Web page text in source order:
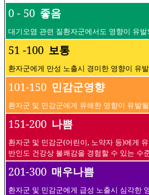
0 - 50 좋음
대기오염 관련 질환자군에서도 영향이 유
51 -100 보통
환자군에게 만성 노출시 경미한 영향이 유
101-150 민감군영향
환자군 및 민감군에게 유해한 영향이 유발
151-200 나쁨
환자군 및 민감군(어린이, 노약자 등)에게
반인도 건강상 불쾌감을 경험할 수 있는 수
201-300 매우나쁨
환자군 및 민감군에게 급성 노출시 심각한